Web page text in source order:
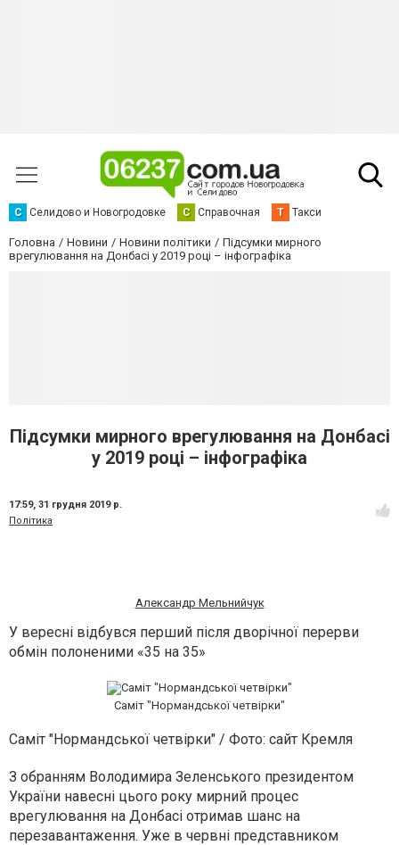
С Селидово и Новогродовке С Справочная Т Такси
Головна Новини Новини політики
Підсумки мирного
врегулювання на Донбасі у 2019 році – інфографіка
Підсумки мирного врегулювання на Донбасі
у 2019 році – інфографіка
17:59, 31 грудня 2019 р.
Політика
Александр Мельнийчук
У вересні відбувся перший після дворічної перерви
обмін полоненими «35 на 35»
Саміт "Нормандської четвірки"
Саміт "Нормандської четвірки" / Фото: сайт Кремля
З обранням Володимира Зеленського президентом
України навесні цього року мирний процес
врегулювання на Донбасі отримав шанс на
перезавантаження. Уже в червні представником